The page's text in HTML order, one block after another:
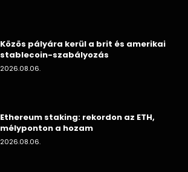
Közös pályára kerül a brit és amerikai
stablecoin-szabályozás
2026.08.06.
Ethereum staking: rekordon az ETH,
mélyponton a hozam
2026.08.06.